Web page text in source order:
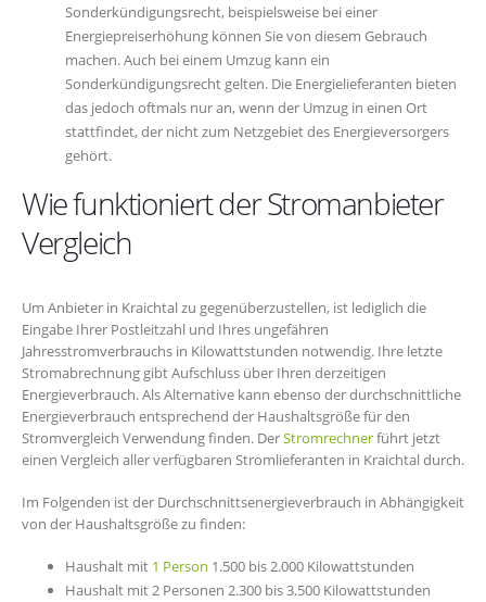
Sonderkündigungsrecht, beispielsweise bei einer
Energiepreiserhöhung können Sie von diesem Gebrauch
machen. Auch bei einem Umzug kann ein
Sonderkündigungsrecht gelten. Die Energielieferanten bieten
das jedoch oftmals nur an, wenn der Umzug in einen Ort
stattfindet, der nicht zum Netzgebiet des Energieversorgers
gehört.
Wie funktioniert der Stromanbieter
Vergleich
Um Anbieter in Kraichtal zu gegenüberzustellen, ist lediglich die
Eingabe Ihrer Postleitzahl und Ihres ungefähren
Jahresstromverbrauchs in Kilowattstunden notwendig. Ihre letzte
Stromabrechnung gibt Aufschluss über Ihren derzeitigen
Energieverbrauch. Als Alternative kann ebenso der durchschnittliche
Energieverbrauch entsprechend der Haushaltsgröße für den
Stromvergleich Verwendung finden. DerStromrechnerführt jetzt
einen Vergleich aller verfügbaren Stromlieferanten in Kraichtal durch.
Im Folgenden ist der Durchschnittsenergieverbrauch in Abhängigkeit
von der Haushaltsgröße zu finden:
Haushalt mit 1 Person 1.500 bis 2.000 Kilowattstunden
Haushalt mit 2 Personen 2.300 bis 3.500 Kilowattstunden